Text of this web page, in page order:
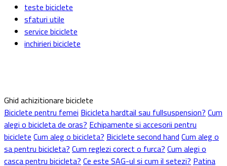
teste biciclete
sfaturi utile
service biciclete
inchirieri biciclete
Ghid achizitionare biciclete
Biciclete pentru femei Bicicleta hardtail sau fullsuspension? Cum
alegi o bicicleta de oras? Echipamente si accesorii pentru
biciclete Cum aleg o bicicleta? Biciclete second hand Cum aleg o
sa pentru bicicleta? Cum reglezi corect o furca? Cum alegi o
casca pentru bicicleta? Ce este SAG-ul si cum il setezi? Patina